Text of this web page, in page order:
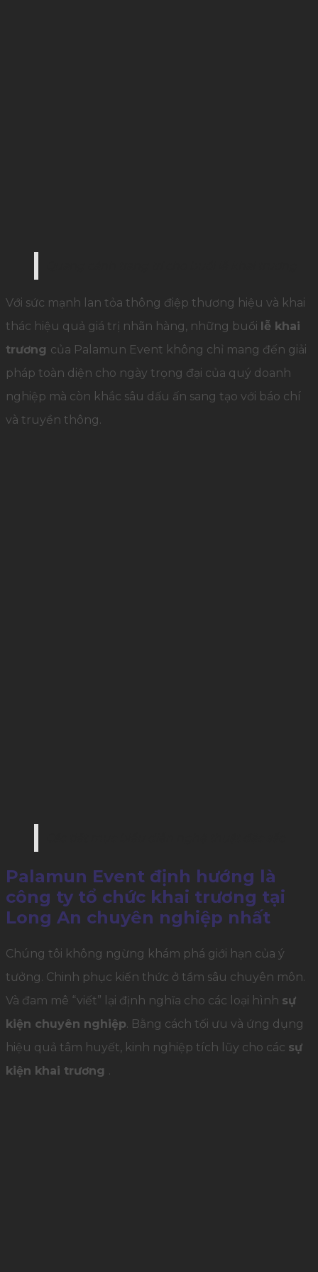
Với sức mạnh lan tỏa thông điệp thương hiệu và khai
thác hiệu quả giá trị nhãn hàng, những buổi lễ khai
trương của Palamun Event không chỉ mang đến giải
pháp toàn diện cho ngày trọng đại của quý doanh
nghiệp mà còn khắc sâu dấu ấn sang tạo với báo chí
và truyền thông.
Palamun Event định hướng là
công ty tổ chức khai trương tại
Long An chuyên nghiệp nhất
Chúng tôi không ngừng khám phá giới hạn của ý
tưởng. Chinh phục kiến thức ở tầm sâu chuyên môn.
Và đam mê “viết” lại định nghĩa cho các loại hình sự
kiện chuyên nghiệp. Bằng cách tối ưu và ứng dụng
hiệu quả tâm huyết, kinh nghiệp tích lũy cho các sự
kiện khai trương .